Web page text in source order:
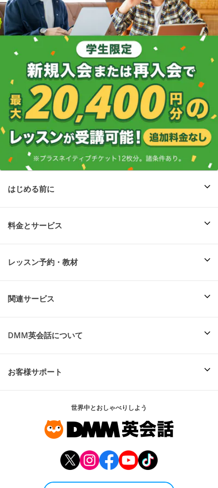
はじめる前に
料金とサービス
レッスン予約・教材
関連サービス
DMM英会話について
お客様サポート
世界中とおしゃべりしよう